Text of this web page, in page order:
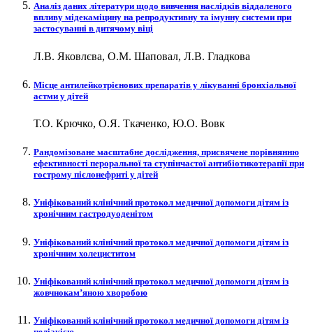
Аналіз даних літератури щодо вивчення наслідків віддаленого
впливу мідекаміцину на репродуктивну та імунну системи при
застосуванні в дитячому віці
Л.В. Яковлєва, О.М. Шаповал, Л.В. Гладкова
Місце антилейкотрієнових препаратів у лікуванні бронхіальної
астми у дітей
Т.О. Крючко, О.Я. Ткаченко, Ю.О. Вовк
Рандомізоване масштабне дослідження, присвячене порівнянню
ефективності пероральної та ступінчастої антибіотикотерапії при
гострому пієлонефриті у дітей
Уніфікований клінічний протокол медичної допомоги дітям із
хронічним гастродуоденітом
Уніфікований клінічний протокол медичної допомоги дітям із
хронічним холециститом
Уніфікований клінічний протокол медичної допомоги дітям із
жовчнокам’яною хворобою
Уніфікований клінічний протокол медичної допомоги дітям із